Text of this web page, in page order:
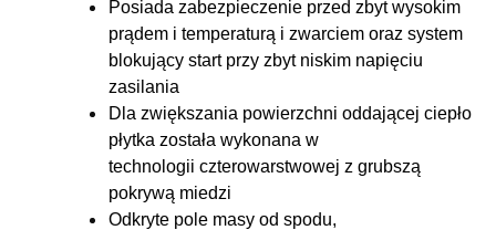
Posiada zabezpieczenie przed zbyt wysokim
prądem i temperaturą i zwarciem oraz system
blokujący start przy zbyt niskim napięciu
zasilania
Dla zwiększania powierzchni oddającej ciepło
płytka została wykonana w
technologii czterowarstwowej z grubszą
pokrywą miedzi
Odkryte pole masy od spodu,